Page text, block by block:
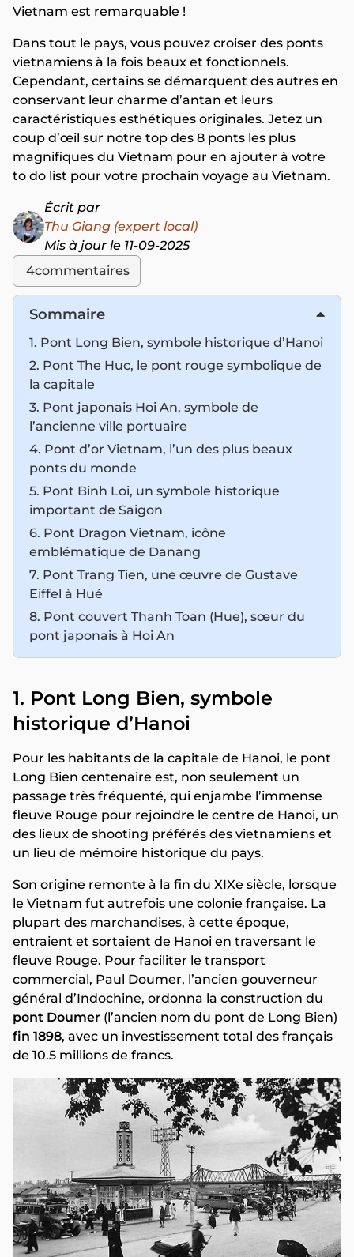
Vietnam est remarquable !
Dans tout le pays, vous pouvez croiser des ponts
vietnamiens à la fois beaux et fonctionnels.
Cependant, certains se démarquent des autres en
conservant leur charme d’antan et leurs
caractéristiques esthétiques originales. Jetez un
coup d’œil sur notre top des 8 ponts les plus
magnifiques du Vietnam pour en ajouter à votre
to do list pour votre prochain voyage au Vietnam.
Écrit par
Thu Giang (expert local)
Mis à jour le 11-09-2025
4commentaires
Sommaire
1. Pont Long Bien, symbole historique d’Hanoi
2. Pont The Huc, le pont rouge symbolique de
la capitale
3. Pont japonais Hoi An, symbole de
l’ancienne ville portuaire
4. Pont d’or Vietnam, l’un des plus beaux
ponts du monde
5. Pont Binh Loi, un symbole historique
important de Saigon
6. Pont Dragon Vietnam, icône
emblématique de Danang
7. Pont Trang Tien, une œuvre de Gustave
Eiffel à Hué
8. Pont couvert Thanh Toan (Hue), sœur du
pont japonais à Hoi An
1. Pont Long Bien, symbole
historique d’Hanoi
Pour les habitants de la capitale de Hanoi, le pont
Long Bien centenaire est, non seulement un
passage très fréquenté, qui enjambe l’immense
fleuve Rouge pour rejoindre le centre de Hanoi, un
des lieux de shooting préférés des vietnamiens et
un lieu de mémoire historique du pays.
Son origine remonte à la fin du XIXe siècle, lorsque
le Vietnam fut autrefois une colonie française. La
plupart des marchandises, à cette époque,
entraient et sortaient de Hanoi en traversant le
fleuve Rouge. Pour faciliter le transport
commercial, Paul Doumer, l’ancien gouverneur
général d’Indochine, ordonna la construction du
pont Doumer (l’ancien nom du pont de Long Bien)
fin 1898, avec un investissement total des français
de 10.5 millions de francs.